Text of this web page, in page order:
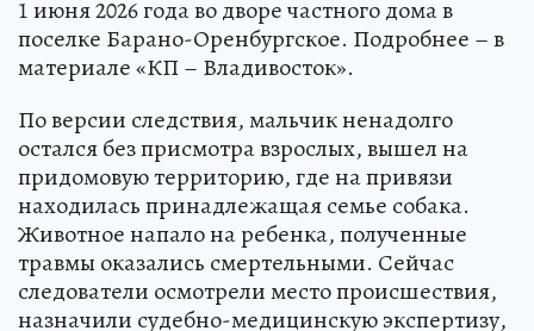
1 июня 2026 года во дворе частного дома в
поселке Барано-Оренбургское. Подробнее – в
материале «КП – Владивосток».
По версии следствия, мальчик ненадолго
остался без присмотра взрослых, вышел на
придомовую территорию, где на привязи
находилась принадлежащая семье собака.
Животное напало на ребенка, полученные
травмы оказались смертельными. Сейчас
следователи осмотрели место происшествия,
назначили судебно-медицинскую экспертизу,